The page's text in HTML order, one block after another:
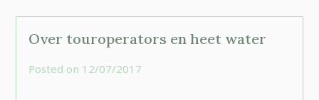
Over touroperators en heet water
Posted on 12/07/2017